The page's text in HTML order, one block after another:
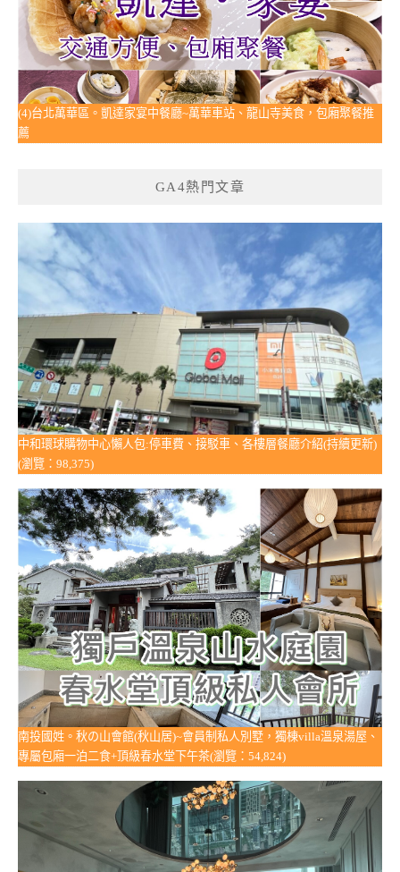
(4)台北萬華區。凱達家宴中餐廳~萬華車站、龍山寺美食，包廂聚餐推
薦
GA4熱門文章
中和環球購物中心懶人包:停車費、接駁車、各樓層餐廳介紹(持續更新)
(瀏覽：98,375)
南投國姓。秋の山會館(秋山居)~會員制私人別墅，獨棟villa溫泉湯屋、
專屬包廂一泊二食+頂級春水堂下午茶(瀏覽：54,824)